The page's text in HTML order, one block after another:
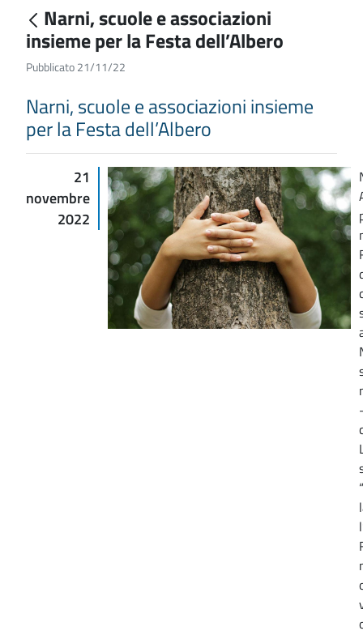
Narni, scuole e associazioni
insieme per la Festa dell’Albero
Pubblicato 21/11/22
Narni, scuole e associazioni insieme
per la Festa dell’Albero
21
novembre
2022